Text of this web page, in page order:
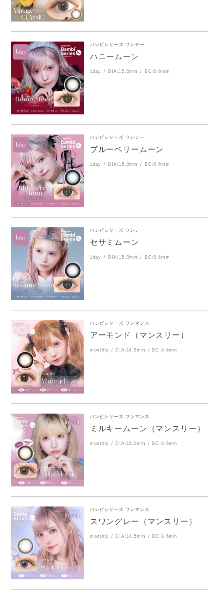
バンビシリーズ ワンデー
ハニームーン
1day DIA:15.0mm BC:8.6mm
バンビシリーズ ワンデー
ブルーベリームーン
1day DIA:15.0mm BC:8.6mm
バンビシリーズ ワンデー
セサミムーン
1day DIA:15.0mm BC:8.6mm
バンビシリーズ ワンマンス
アーモンド（マンスリー）
monthly DIA:14.5mm BC:8.6mm
バンビシリーズ ワンマンス
ミルキームーン（マンスリー）
monthly DIA:15.0mm BC:8.6mm
バンビシリーズ ワンマンス
スワングレー（マンスリー）
monthly DIA:14.5mm BC:8.6mm